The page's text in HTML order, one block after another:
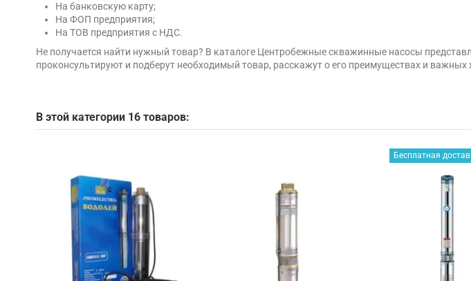
На банковскую карту;
На ФОП предприятия;
На ТОВ предприятия с НДС.
Не получается найти нужный товар? В каталоге Центробежные скважинные насосы
проконсультируют и подберут необходимый товар, расскажут о его преимуществах и важных
В этой категории 16 товаров:
Бесплатная